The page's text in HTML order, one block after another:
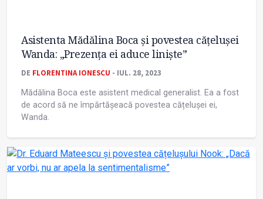
Asistenta Mădălina Boca și povestea cățelușei
Wanda: „Prezența ei aduce liniște”
DE FLORENTINA IONESCU - IUL. 28, 2023
Mădălina Boca este asistent medical generalist. Ea a fost
de acord să ne împărtășeacă povestea cățelușei ei,
Wanda.